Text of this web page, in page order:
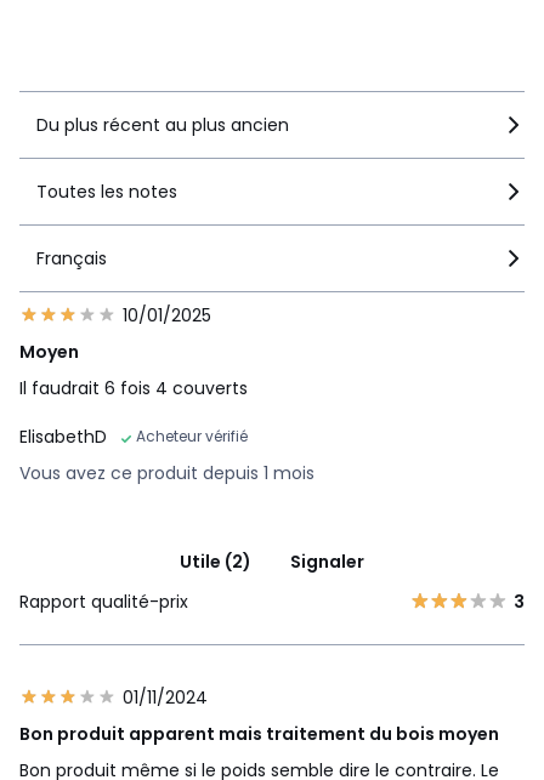
Du plus récent au plus ancien
Toutes les notes
Français
10/01/2025
Moyen
Il faudrait 6 fois 4 couverts
ElisabethD
Acheteur vérifié
Vous avez ce produit depuis 1 mois
Utile (2)
Signaler
Rapport qualité-prix
3
01/11/2024
Bon produit apparent mais traitement du bois moyen
Bon produit même si le poids semble dire le contraire. Le